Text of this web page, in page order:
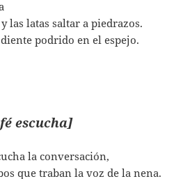
las latas saltar a piedrazos.
podrido en el espejo.
escucha]
la conversación,
que traban la voz de la nena.